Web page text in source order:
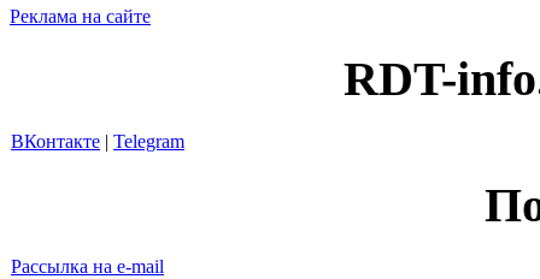
Реклама на сайте
RDT-
ВКонтакте | Telegram
Рассылка на e-mail